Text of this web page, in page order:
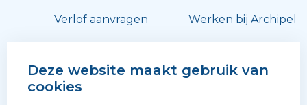
Verlof aanvragen Werken bij Archipel
Volg ons
Deze website maakt gebruik van
cookies